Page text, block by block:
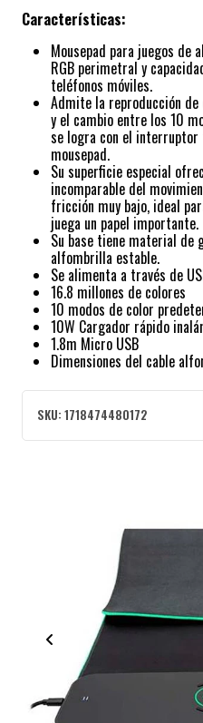
Características:
Mousepad para juegos de
RGB perimetral y
teléfonos móviles.
Admite la reproducción
y el cambio entre los 10
se logra con el
mousepad.
Su superficie especial
incomparable del
fricción muy bajo, ideal
juega un papel importante.
Su base tiene material de
alfombrilla estable.
Se alimenta a través de
16.8 millones de colores
10 modos de color
10W Cargador rápido
1.8m Micro USB
Dimensiones del cable
SKU: 1718474480172